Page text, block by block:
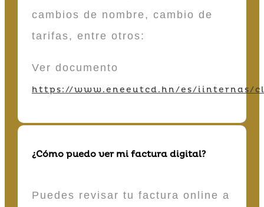
cambios de nombre, cambio de
tarifas, entre otros:
Ver documento
https://www.eneeutcd.hn/es/iinternas/
¿Cómo puedo ver mi factura digital?
Puedes revisar tu factura online a